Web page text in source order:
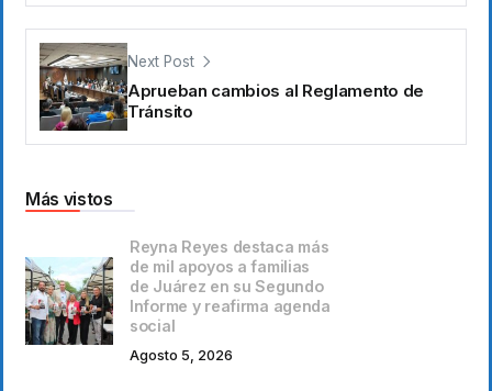
Next Post
Aprueban cambios al Reglamento de
Tránsito
Más vistos
Reyna Reyes destaca más
de mil apoyos a familias
de Juárez en su Segundo
Informe y reafirma agenda
social
Agosto 5, 2026